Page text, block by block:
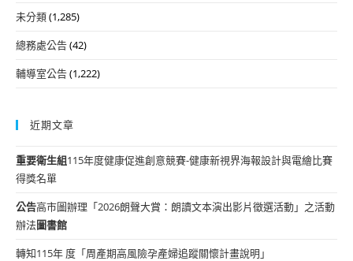
未分類(1,285)
總務處公告(42)
輔導室公告(1,222)
近期文章
重要衛生組115年度健康促進創意競賽-健康新視界海報設計與電繪比賽
得獎名單
公告高市圖辦理「2026朗聲大賞：朗讀文本演出影片徵選活動」之活動
辦法圖書館
轉知115年 度「周產期高風險孕產婦追蹤關懷計畫說明」